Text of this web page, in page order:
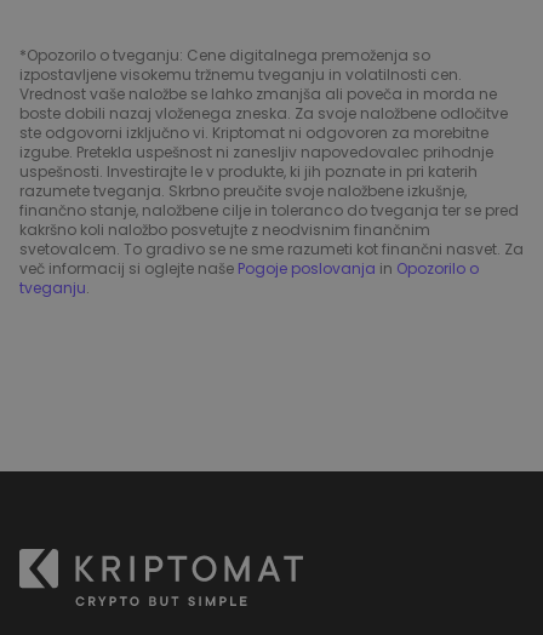
*Opozorilo o tveganju: Cene digitalnega premoženja so
izpostavljene visokemu tržnemu tveganju in volatilnosti cen.
Vrednost vaše naložbe se lahko zmanjša ali poveča in morda ne
boste dobili nazaj vloženega zneska. Za svoje naložbene odločitve
ste odgovorni izključno vi. Kriptomat ni odgovoren za morebitne
izgube. Pretekla uspešnost ni zanesljiv napovedovalec prihodnje
uspešnosti. Investirajte le v produkte, ki jih poznate in pri katerih
razumete tveganja. Skrbno preučite svoje naložbene izkušnje,
finančno stanje, naložbene cilje in toleranco do tveganja ter se pred
kakršno koli naložbo posvetujte z neodvisnim finančnim
svetovalcem. To gradivo se ne sme razumeti kot finančni nasvet. Za
več informacij si oglejte naše Pogoje poslovanja in Opozorilo o
tveganju.